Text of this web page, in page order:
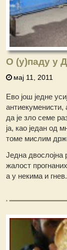
О (у)паду у
мај 11, 2011
Ево још једне
да је зло семе
ја, као један од
томе мислим
Једна двослојна
жалост
а у некима и гнев.